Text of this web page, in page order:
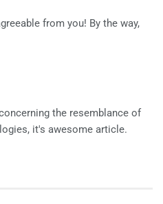
from you! By the way,
the resemblance of
it's awesome article.